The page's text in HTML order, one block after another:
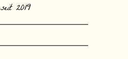
seit 2019